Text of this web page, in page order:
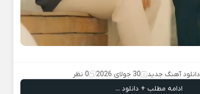
دانلود آهنگ جدید 30 جولای 2026
0 نظر
ادامه مطلب + دانلود ...